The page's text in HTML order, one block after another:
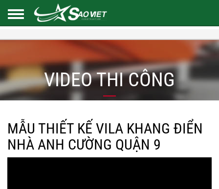
VIDEO THI CÔNG
MẪU THIẾT KẾ VILA KHANG ĐIỂN
NHÀ ANH CƯỜNG QUẬN 9